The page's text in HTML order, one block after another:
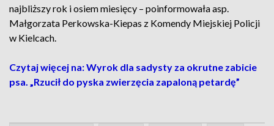
najbliższy rok i osiem miesięcy – poinformowała asp.
Małgorzata Perkowska-Kiepas z Komendy Miejskiej Policji
w Kielcach.
Czytaj więcej na: Wyrok dla sadysty za okrutne zabicie
psa. „Rzucił do pyska zwierzęcia zapaloną petardę”